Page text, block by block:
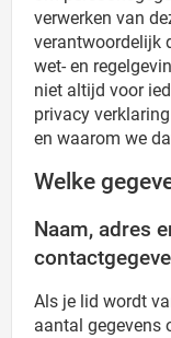
verwerken van
verantwoordelijk
wet- en
niet altijd voor
privacy
en waarom we
Welke
Naam, adres
Als je lid wordt
aantal gegevens